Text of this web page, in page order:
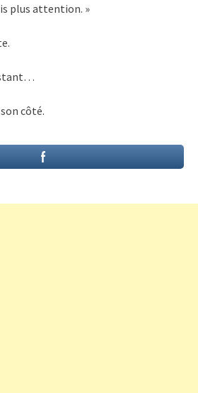
plus attention. »
côté.